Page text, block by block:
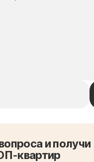
и получи
квартир